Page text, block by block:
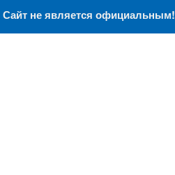
Сайт не является официальным!